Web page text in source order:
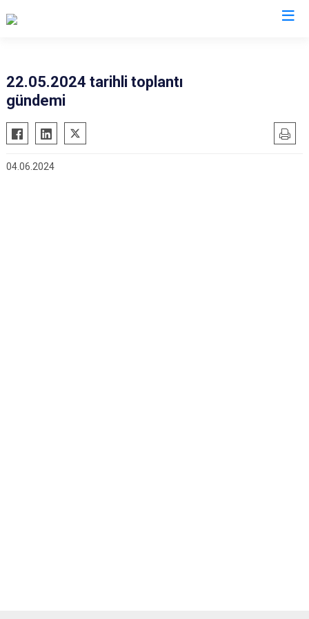
22.05.2024 tarihli toplantı
gündemi
04.06.2024